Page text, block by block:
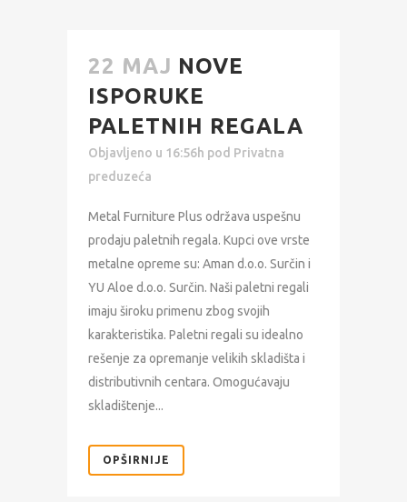
22 MAJ NOVE
ISPORUKE
PALETNIH REGALA
Objavljeno u 16:56h pod Privatna
preduzeća
Metal Furniture Plus održava uspešnu
prodaju paletnih regala. Kupci ove vrste
metalne opreme su: Aman d.o.o. Surčin i
YU Aloe d.o.o. Surčin. Naši paletni regali
imaju široku primenu zbog svojih
karakteristika. Paletni regali su idealno
rešenje za opremanje velikih skladišta i
distributivnih centara. Omogućavaju
skladištenje...
OPŠIRNIJE